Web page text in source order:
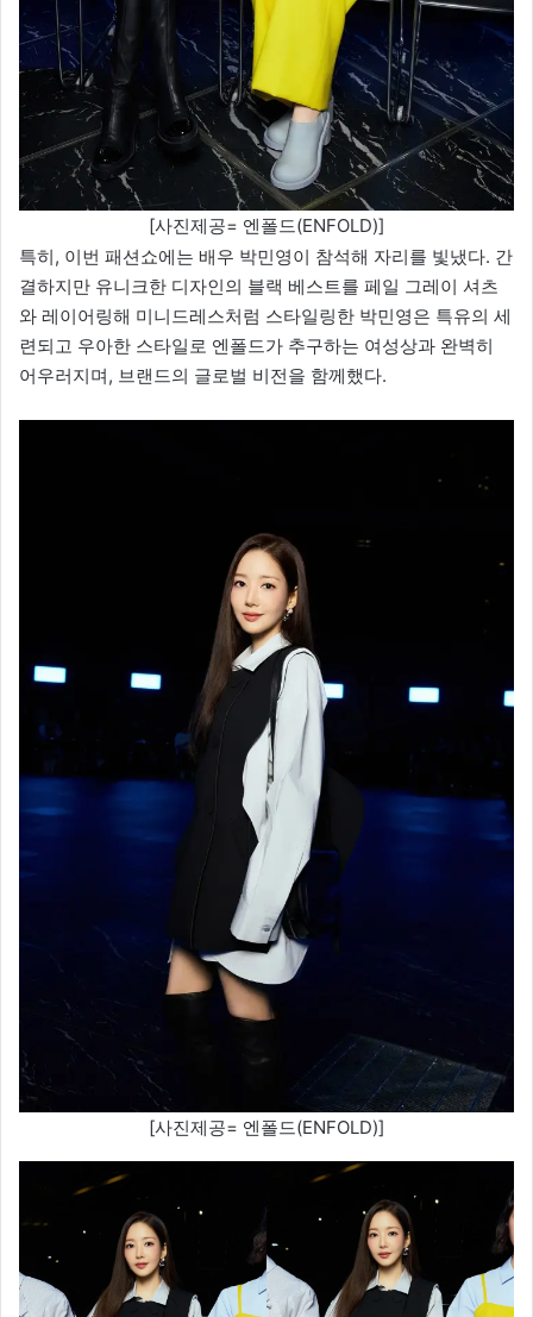
[사진제공= 엔폴드(ENFOLD)]
특히, 이번 패션쇼에는 배우 박민영이 참석해 자리를 빛냈다. 간
결하지만 유니크한 디자인의 블랙 베스트를 페일 그레이 셔츠
와 레이어링해 미니드레스처럼 스타일링한 박민영은 특유의 세
련되고 우아한 스타일로 엔폴드가 추구하는 여성상과 완벽히
어우러지며, 브랜드의 글로벌 비전을 함께했다.
[사진제공= 엔폴드(ENFOLD)]